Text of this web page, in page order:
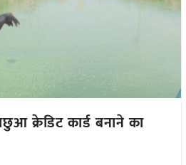
क्रेडिट कार्ड बनाने का